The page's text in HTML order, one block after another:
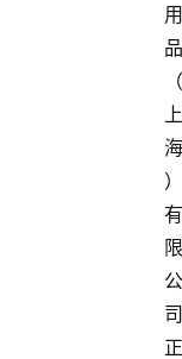
用
品
（
上
海
）
有
限
公
司
正